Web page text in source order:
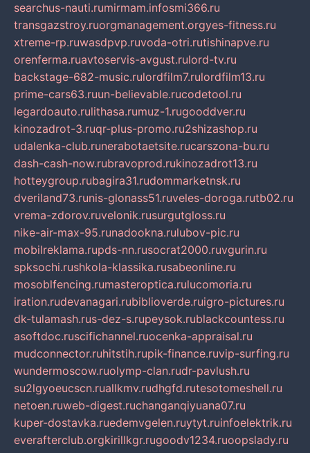
searchus-nauti.rumirmam.infosmi366.ru
transgazstroy.ruorgmanagement.orgyes-fitness.ru
xtreme-rp.ruwasdpvp.ruvoda-otri.rutishinapve.ru
orenferma.ruavtoservis-avgust.rulord-tv.ru
backstage-682-music.rulordfilm7.rulordfilm13.ru
prime-cars63.ruun-believable.rucodetool.ru
legardoauto.rulithasa.rumuz-1.rugooddver.ru
kinozadrot-3.ruqr-plus-promo.ru2shizashop.ru
udalenka-club.runerabotaetsite.rucarszona-bu.ru
dash-cash-now.rubravoprod.rukinozadrot13.ru
hotteygroup.rubagira31.rudommarketnsk.ru
dveriland73.runis-glonass51.ruveles-doroga.rutb02.ru
vrema-zdorov.ruvelonik.rusurgutgloss.ru
nike-air-max-95.runadookna.rulubov-pic.ru
mobilreklama.rupds-nn.rusocrat2000.ruvgurin.ru
spksochi.rushkola-klassika.rusabeonline.ru
mosoblfencing.rumasteroptica.rulucomoria.ru
iration.rudevanagari.rubiblioverde.ruigro-pictures.ru
dk-tulamash.rus-dez-s.rupeysok.rublackcountess.ru
asoftdoc.ruscifichannel.ruocenka-appraisal.ru
mudconnector.ruhitstih.rupik-finance.ruvip-surfing.ru
wundermoscow.ruolymp-clan.rudr-pavlush.ru
su2lgyoeucscn.ruallkmv.rudhgfd.rutesotomeshell.ru
netoen.ruweb-digest.ruchanganqiyuana07.ru
kuper-dostavka.ruedemvgelen.ruytyt.ruinfoelektrik.ru
everafterclub.orgkirillkgr.rugoodv1234.ruoopslady.ru